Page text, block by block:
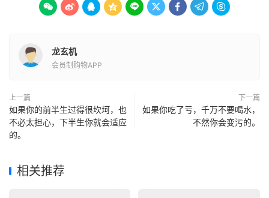
        
龙玄机
会员制购物APP
上一篇
如果你的前半生过得很坎坷，也
不必太担心，下半生你就会适应
的。
下一篇
如果你吃了亏，千万不要喝水，
不然你会变污的。
相关推荐